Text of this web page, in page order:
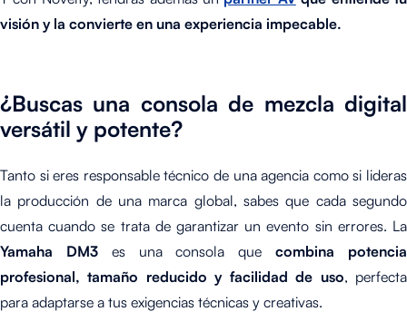
visión y la convierte en una experiencia impecable.
¿Buscas una consola de mezcla digital
versátil y potente?
Tanto si eres responsable técnico de una agencia como si lideras
la producción de una marca global, sabes que cada segundo
cuenta cuando se trata de garantizar un evento sin errores. La
Yamaha DM3es una consola quecombina potencia
profesional, tamaño reducido y facilidad de uso, perfecta
para adaptarse a tus exigencias técnicas y creativas.